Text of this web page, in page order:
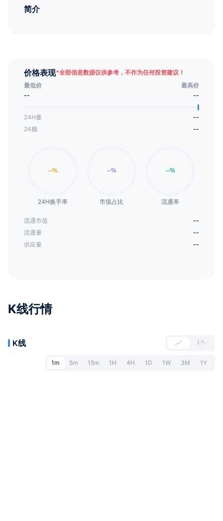
简介
价格表现*全部信息数据仅供参考，不作为任何投资建议！
最低价
最高价
--
--
24H量
--
24额
--
24H换手率 市值占比 流通率
流通市值
--
流通量
--
供应量
--
K线行情
K线
1m 5m 15m 1H 4H 1D 1W 3M 1Y